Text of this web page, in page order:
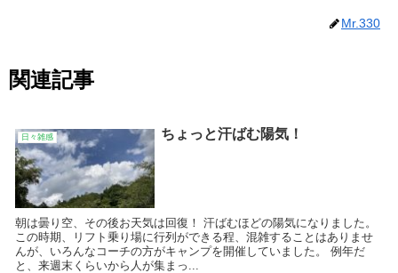
Mr.330
関連記事
日々雑感 ちょっと汗ばむ陽気！
朝は曇り空、その後お天気は回復！ 汗ばむほどの陽気になりました。
この時期、リフト乗り場に行列ができる程、混雑することはありませ
んが、いろんなコーチの方がキャンプを開催していました。 例年だ
と、来週末くらいから人が集まっ...